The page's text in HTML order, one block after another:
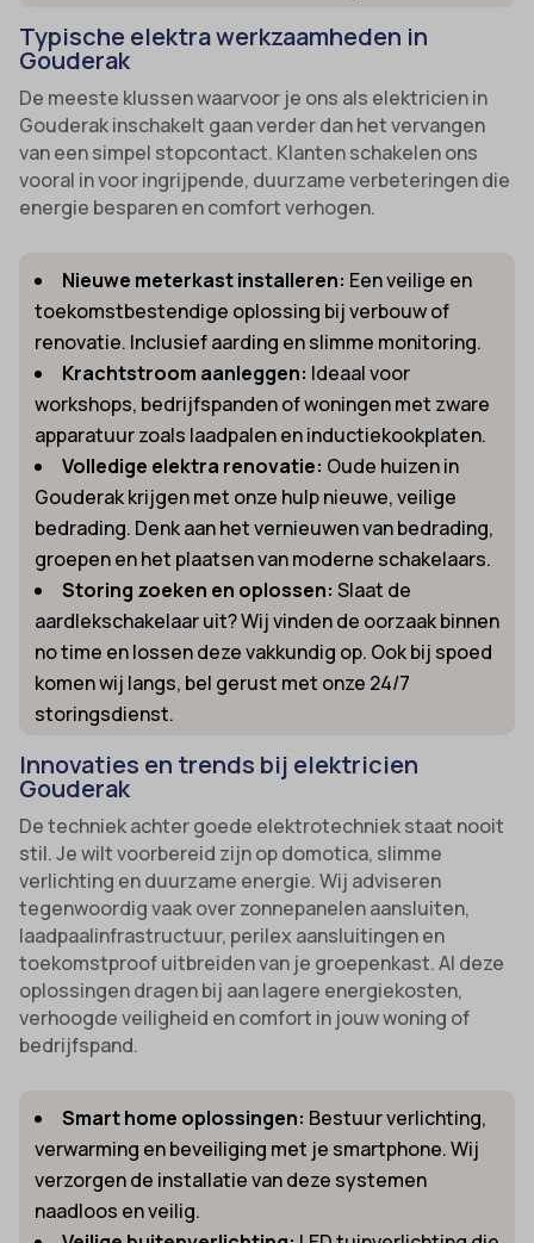
Typische elektra werkzaamheden in
Gouderak
De meeste klussen waarvoor je ons als elektricien in
Gouderak inschakelt gaan verder dan het vervangen
van een simpel stopcontact. Klanten schakelen ons
vooral in voor ingrijpende, duurzame verbeteringen die
energie besparen en comfort verhogen.
Nieuwe meterkast installeren: Een veilige en
toekomstbestendige oplossing bij verbouw of
renovatie. Inclusief aarding en slimme monitoring.
Krachtstroom aanleggen: Ideaal voor
workshops, bedrijfspanden of woningen met zware
apparatuur zoals laadpalen en inductiekookplaten.
Volledige elektra renovatie: Oude huizen in
Gouderak krijgen met onze hulp nieuwe, veilige
bedrading. Denk aan het vernieuwen van bedrading,
groepen en het plaatsen van moderne schakelaars.
Storing zoeken en oplossen: Slaat de
aardlekschakelaar uit? Wij vinden de oorzaak binnen
no time en lossen deze vakkundig op. Ook bij spoed
komen wij langs, bel gerust met onze 24/7
storingsdienst.
Innovaties en trends bij elektricien
Gouderak
De techniek achter goede elektrotechniek staat nooit
stil. Je wilt voorbereid zijn op domotica, slimme
verlichting en duurzame energie. Wij adviseren
tegenwoordig vaak over zonnepanelen aansluiten,
laadpaalinfrastructuur, perilex aansluitingen en
toekomstproof uitbreiden van je groepenkast. Al deze
oplossingen dragen bij aan lagere energiekosten,
verhoogde veiligheid en comfort in jouw woning of
bedrijfspand.
Smart home oplossingen: Bestuur verlichting,
verwarming en beveiliging met je smartphone. Wij
verzorgen de installatie van deze systemen
naadloos en veilig.